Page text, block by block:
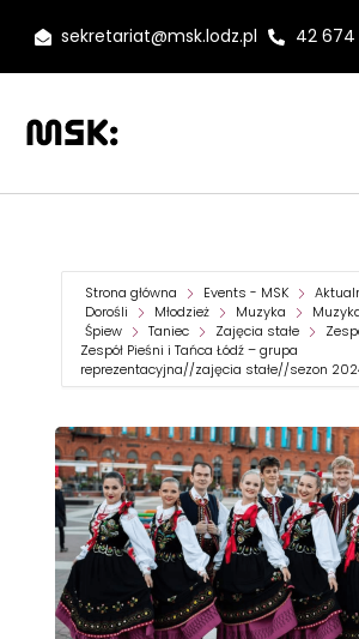
sekretariat@msk.lodz.pl 42 674
Strona główna Events - MSK
Dorośli
Młodzież Muzyka
Śpiew
Taniec Zajęcia stałe
Zespół Pieśni i Tańca Łódź – grupa
reprezentacyjna//zajęcia stałe//sezon